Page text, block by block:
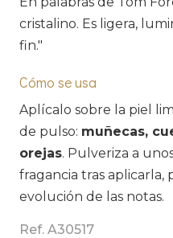
cristalino. Es ligera,
fin."
Cómo se usa
Aplícalo sobre la piel
de pulso: muñecas,
orejas. Pulveriza a
fragancia tras aplicarla,
evolución de las notas.
Ref. A30517